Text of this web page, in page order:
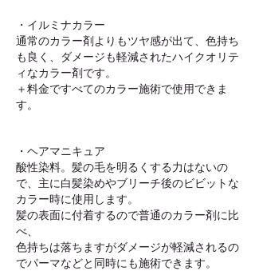
・イルミナカラー
通常のカラー剤よりもツヤ感が出て、色持ち
も良く、ダメージも軽減されたハイクオリテ
ィなカラー剤です。
＋料金ですべてのカラー施術で使用できま
す。
・ヘアマニキュア
酸性染料。髪の毛を明るくする力はないの
で、主に白髪染めやブリーチ後のビビットな
カラー時に使用します。
​髪の表面に付着するので普通のカラー剤に比
べ、
色持ちは落ちますがダメージが軽減されるの
でパーマなどと同時にも施術できます。